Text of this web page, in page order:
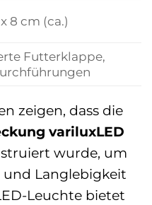
8 cm (ca.)
Futterklappe,
zeigen, dass die
variluxLED
wurde, um
Langlebigkeit
Leuchte bietet